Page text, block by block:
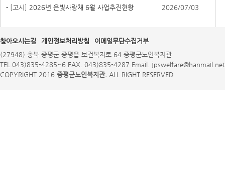
[고시] 2026년 은빛사랑채 6월 사업추진현황 2026/07/03
찾아오시는길 개인정보처리방침
이메일무단수집거부
(27948) 충북 증평군 증평읍 보건복지로 64 증평군노인복지관
TEL.043)835-4285~6 FAX. 043)835-4287 Email. jpswelfare@hanmail.net
COPYRIGHT 2016 증평군노인복지관. ALL RIGHT RESERVED